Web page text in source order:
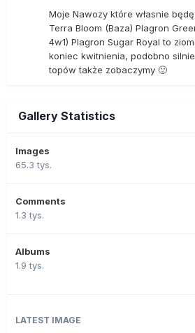
Moje Nawozy które własnie
Terra Bloom (Baza) Plagron
4w1) Plagron Sugar Royal to
koniec kwitnienia, podobno
topów także zobaczymy 🙂
Gallery Statistics
Images
65.3 tys.
Comments
1.3 tys.
Albums
1.9 tys.
LATEST IMAGE